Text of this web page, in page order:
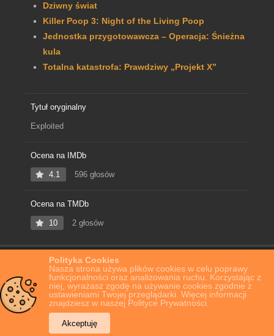
Polityka Cookies
Nasza strona używa plików cookies w celu poprawy
funkcjonalności oraz analizowania ruchu. Korzystając z
niej, wyrażasz zgodę na używanie cookies zgodnie z
ustawieniami Twojej przeglądarki. Więcej informacji
znajdziesz w naszej Polityce Prywatności.
Akceptuję
Dziwny świat
Killer Poop 3: Night of the Living Poop
Jednostka przygotowawcza – Operacja: Śnieżna
kula
Totalna katastrofa: Prawdziwy „Projekt X”
Tytuł oryginalny
Exploited
Ocena na IMDb
4.1 596 głosów
Ocena na TMDb
10 2 głosów
Film Online Exploited